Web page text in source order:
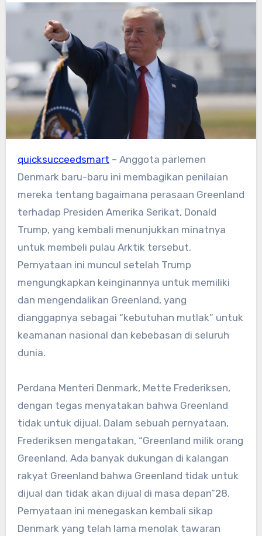
quicksucceedsmart – Anggota parlemen
Denmark baru-baru ini membagikan penilaian
mereka tentang bagaimana perasaan Greenland
terhadap Presiden Amerika Serikat, Donald
Trump, yang kembali menunjukkan minatnya
untuk membeli pulau Arktik tersebut.
Pernyataan ini muncul setelah Trump
mengungkapkan keinginannya untuk memiliki
dan mengendalikan Greenland, yang
dianggapnya sebagai “kebutuhan mutlak” untuk
keamanan nasional dan kebebasan di seluruh
dunia.
Perdana Menteri Denmark, Mette Frederiksen,
dengan tegas menyatakan bahwa Greenland
tidak untuk dijual. Dalam sebuah pernyataan,
Frederiksen mengatakan, “Greenland milik orang
Greenland. Ada banyak dukungan di kalangan
rakyat Greenland bahwa Greenland tidak untuk
dijual dan tidak akan dijual di masa depan”28.
Pernyataan ini menegaskan kembali sikap
Denmark yang telah lama menolak tawaran